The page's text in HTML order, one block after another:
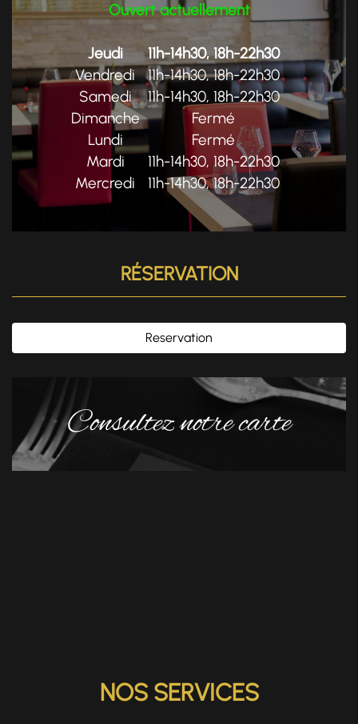
Ouvert actuellement
Jeudi
11h-14h30, 18h-22h30
Vendredi
11h-14h30, 18h-22h30
Samedi
11h-14h30, 18h-22h30
Dimanche
Fermé
Lundi
Fermé
Mardi
11h-14h30, 18h-22h30
Mercredi
11h-14h30, 18h-22h30
RÉSERVATION
Reservation
Consultez notre carte
NOS SERVICES